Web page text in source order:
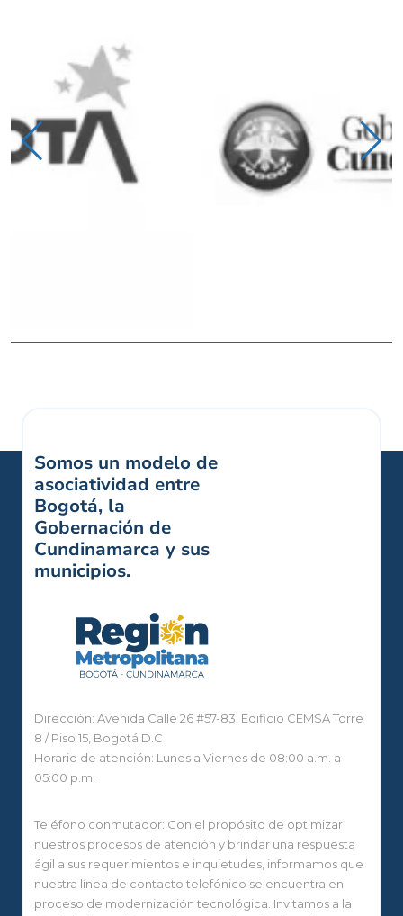
Somos un modelo de
asociatividad entre
Bogotá, la
Gobernación de
Cundinamarca y sus
municipios.
Dirección: Avenida Calle 26 #57-83, Edificio CEMSA Torre
8 / Piso 15, Bogotá D.C
Horario de atención: Lunes a Viernes de 08:00 a.m. a
05:00 p.m.
Teléfono conmutador: Con el propósito de optimizar
nuestros procesos de atención y brindar una respuesta
ágil a sus requerimientos e inquietudes, informamos que
nuestra línea de contacto telefónico se encuentra en
proceso de modernización tecnológica. Invitamos a la